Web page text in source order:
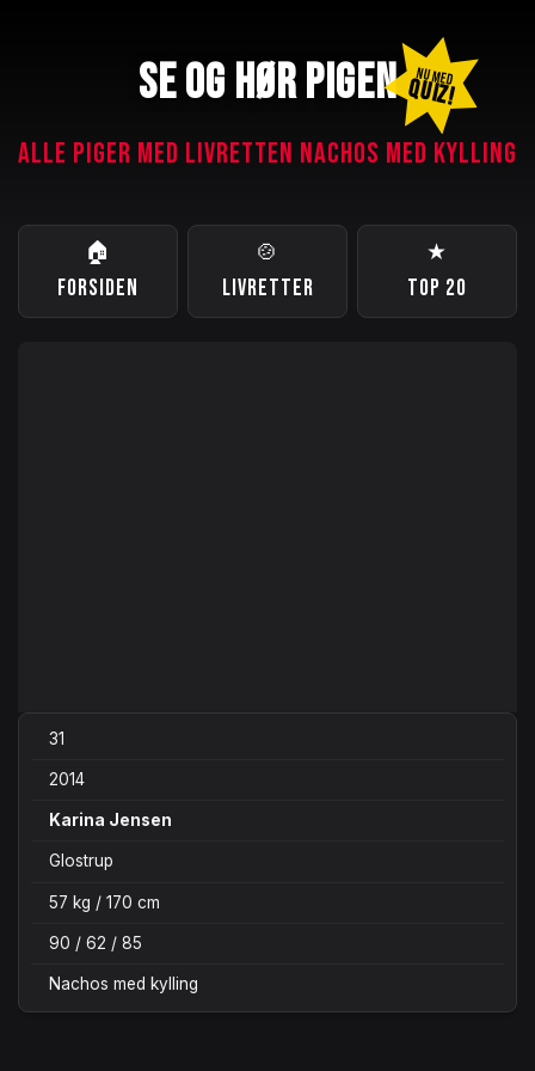
SE OG HØR PIGEN NU MED
QUIZ!
ALLE PIGER MED LIVRETTEN NACHOS MED KYLLING
🏠
FORSIDEN
🍲
LIVRETTER
★
TOP 20
31
2014
Karina Jensen
Glostrup
57 kg / 170 cm
90 / 62 / 85
Nachos med kylling